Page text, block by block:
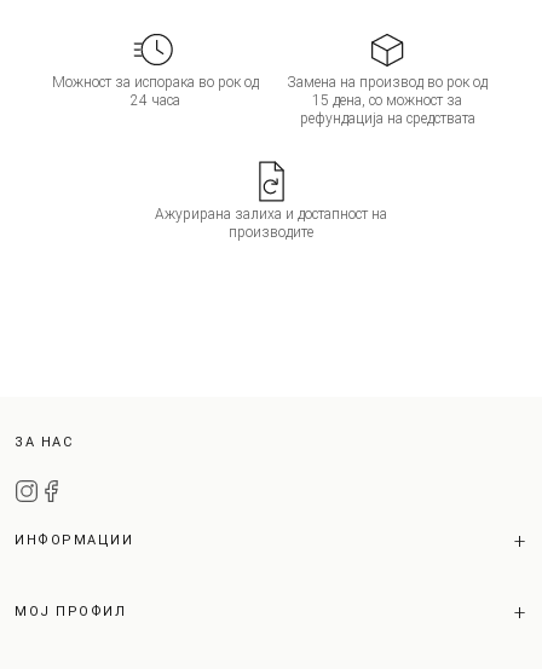
Можност за испорака во рок од
24 часа
Замена на производ во рок од
15 дена, со можност за
рефундација на средствата
Ажурирана залиха и достапност на
производите
ЗА НАС
ИНФОРМАЦИИ
МОЈ ПРОФИЛ